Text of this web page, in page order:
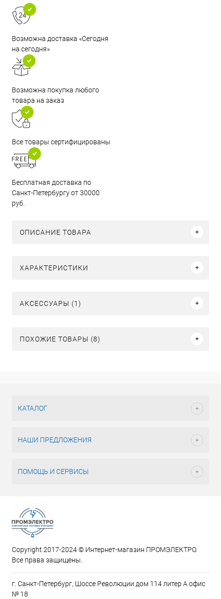
Возможна доставка «Сегодня
на сегодня»
Возможна покупка любого
товара на заказ
Все товары сертифицированы
Бесплатная доставка по
Санкт-Петербургу от 30000
руб.
ОПИСАНИЕ ТОВАРА
ХАРАКТЕРИСТИКИ
АКСЕССУАРЫ (1)
ПОХОЖИЕ ТОВАРЫ (8)
КАТАЛОГ
НАШИ ПРЕДЛОЖЕНИЯ
ПОМОЩЬ И СЕРВИСЫ
Copyright 2017-2024 © Интернет-магазин ПРОМЭЛЕКТРО.
Все права защищены.
г. Санкт-Петербург, Шоссе Революции дом 114 литер А офис
№ 18